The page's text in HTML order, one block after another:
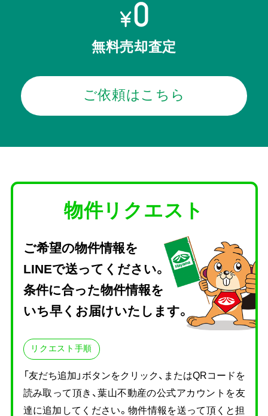
無料売却査定
ご依頼はこちら
物件リクエスト
ご希望の物件情報を
LINEで送ってください。
条件に合った物件情報を
いち早くお届けいたします。
リクエスト手順
「友だち追加」ボタンをクリック、またはQRコードを
読み取って頂き、葉山不動産の公式アカウントを友
達に追加してください。物件情報を送って頂くと担